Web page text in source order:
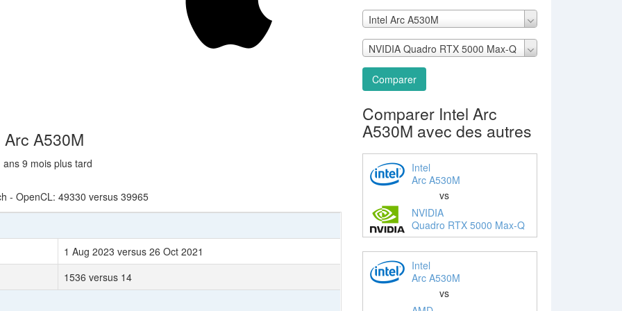
A530M
9 mois plus tard
- OpenCL: 49330 versus 39965
1 Aug 2023 versus 26 Oct 2021
1536 versus 14
Intel Arc A530M
NVIDIA Quadro RTX 5000 Max-Q
Comparer
Comparer Intel Arc
A530M avec des autres
Intel
Arc A530M
vs
NVIDIA
Quadro RTX 5000 Max-Q
Intel
Arc A530M
vs